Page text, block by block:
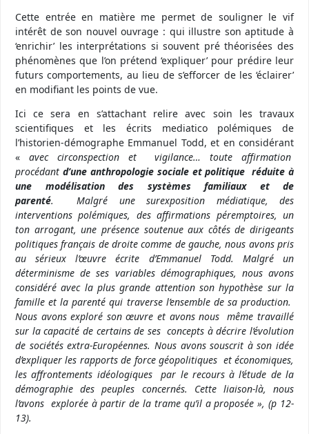
Cette entrée en matière me permet de souligner le vif
intérêt de son nouvel ouvrage : qui illustre son aptitude à
‘enrichir’ les interprétations si souvent pré théorisées des
phénomènes que l’on prétend ‘expliquer’ pour prédire leur
futurs comportements, au lieu de s’efforcer de les ‘éclairer’
en modifiant les points de vue.
Ici ce sera en s’attachant relire avec soin les travaux
scientifiques et les écrits mediatico polémiques de
l’historien-démographe Emmanuel Todd, et en considérant
« avec circonspection et vigilance… toute affirmation
procédant d’une anthropologie sociale et politique réduite à
une modélisation des systèmes familiaux et de
parenté.
Malgré une surexposition médiatique, des
interventions polémiques, des affirmations péremptoires, un
ton arrogant, une présence soutenue aux côtés de dirigeants
politiques français de droite comme de gauche, nous avons pris
au sérieux l’œuvre écrite d’Emmanuel Todd. Malgré un
déterminisme de ses variables démographiques, nous avons
considéré avec la plus grande attention son hypothèse sur la
famille et la parenté qui traverse l’ensemble de sa production.
Nous avons exploré son œuvre et avons nous même travaillé
sur la capacité de certains de ses concepts à décrire l’évolution
de sociétés extra-Européennes. Nous avons souscrit à son idée
d’expliquer les rapports de force géopolitiques et économiques,
les affrontements idéologiques par le recours à l’étude de la
démographie des peuples concernés. Cette liaison-là, nous
l’avons explorée à partir de la trame qu’il a proposée », (p 12-
13).